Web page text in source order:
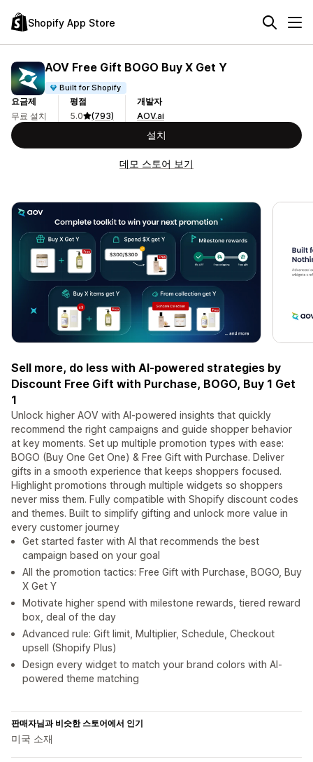
Shopify App Store
AOV Free Gift BOGO Buy X Get Y
Built for Shopify
요금제
무료 설치
평점
5.0
(793)
개발자
AOV.ai
설치
데모 스토어 보기
Sell more, do less with AI-powered strategies by
Discount Free Gift with Purchase, BOGO, Buy 1 Get
1
Unlock higher AOV with AI-powered insights that quickly
recommend the right campaigns and guide shopper behavior
at key moments. Set up multiple promotion types with ease:
BOGO (Buy One Get One) & Free Gift with Purchase. Deliver
gifts in a smooth experience that keeps shoppers focused.
Highlight promotions through multiple widgets so shoppers
never miss them. Fully compatible with Shopify discount codes
and themes. Built to simplify gifting and unlock more value in
every customer journey
Get started faster with AI that recommends the best
campaign based on your goal
All the promotion tactics: Free Gift with Purchase, BOGO, Buy
X Get Y
Motivate higher spend with milestone rewards, tiered reward
box, deal of the day
Advanced rule: Gift limit, Multiplier, Schedule, Checkout
upsell (Shopify Plus)
Design every widget to match your brand colors with AI-
powered theme matching
판매자님과 비슷한 스토어에서 인기
미국 소재